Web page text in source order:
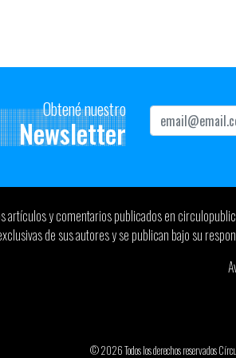
Obtené nuestro
Newsletter
artículos y comentarios publicados en
de sus autores y se publican bajo su
© 2026 Todos los derechos reservados